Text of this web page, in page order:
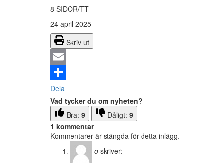
8 SIDOR/TT
24 april 2025
Skriv ut
Email
Dela
Vad tycker du om nyheten?
Bra: 9 Dåligt: 9
1 kommentar
Kommentarer är stängda för detta inlägg.
o skriver: